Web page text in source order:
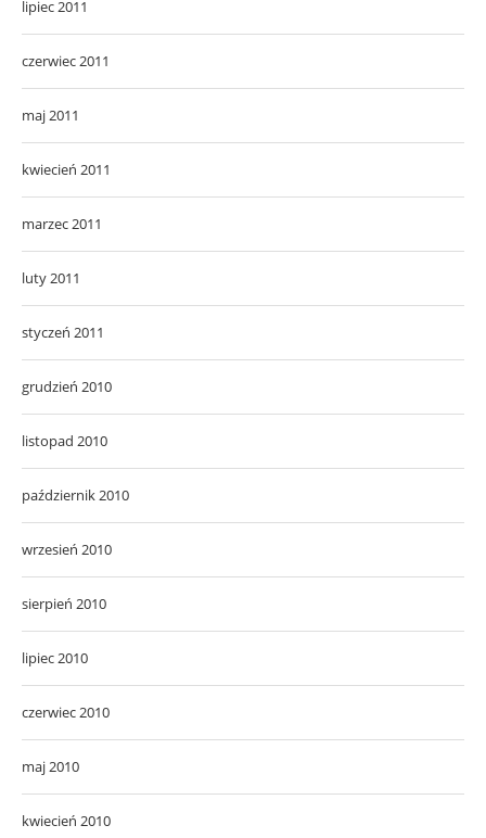
lipiec 2011
czerwiec 2011
maj 2011
kwiecień 2011
marzec 2011
luty 2011
styczeń 2011
grudzień 2010
listopad 2010
październik 2010
wrzesień 2010
sierpień 2010
lipiec 2010
czerwiec 2010
maj 2010
kwiecień 2010